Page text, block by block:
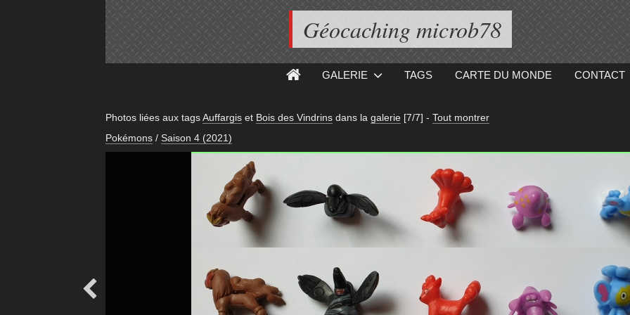
Géocaching microb78
GALERIE TAGS CARTE DU MONDE CONTACT
Photos liées aux tagsAuffargiset Bois des Vindrinsdans la galerie [7/7] - Tout montrer
Pokémons / Saison 4 (2021)
